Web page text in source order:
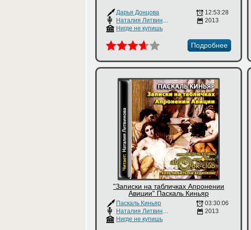
Дарья Донцова
Наталия Литвинова
Нигде не купишь
12:53:28
2013
Подробнее
"Записки на табличках Апронении
Авиции" Паскаль Киньяр
Паскаль Киньяр
Наталия Литвинова
Нигде не купишь
03:30:06
2013